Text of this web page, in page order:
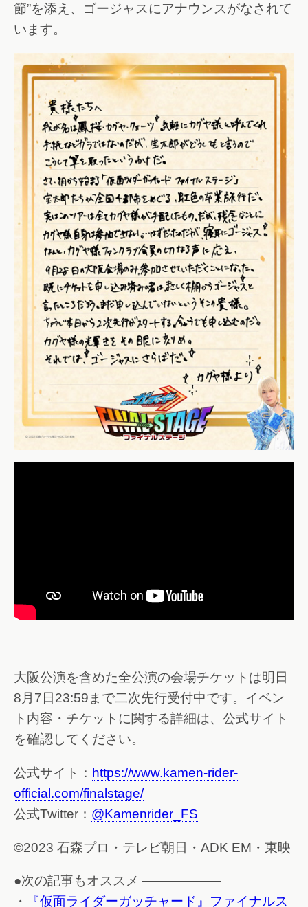
節”を添え、ゴージャスにアナウンスがなされて
います。
大阪公演を含めた全公演の会場チケットは明日
8月7日23:59まで二次先行受付中です。イベン
ト内容・チケットに関する詳細は、公式サイト
を確認してください。
公式サイト： https://www.kamen-rider-
official.com/finalstage/
公式Twitter： @Kamenrider_FS
©2023 石森プロ・テレビ朝日・ADK EM・東映
●次の記事もオススメ ——————
・
『仮面ライダーガッチャード』ファイナルス